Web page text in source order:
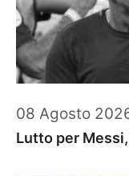
08 Agosto
Lutto per